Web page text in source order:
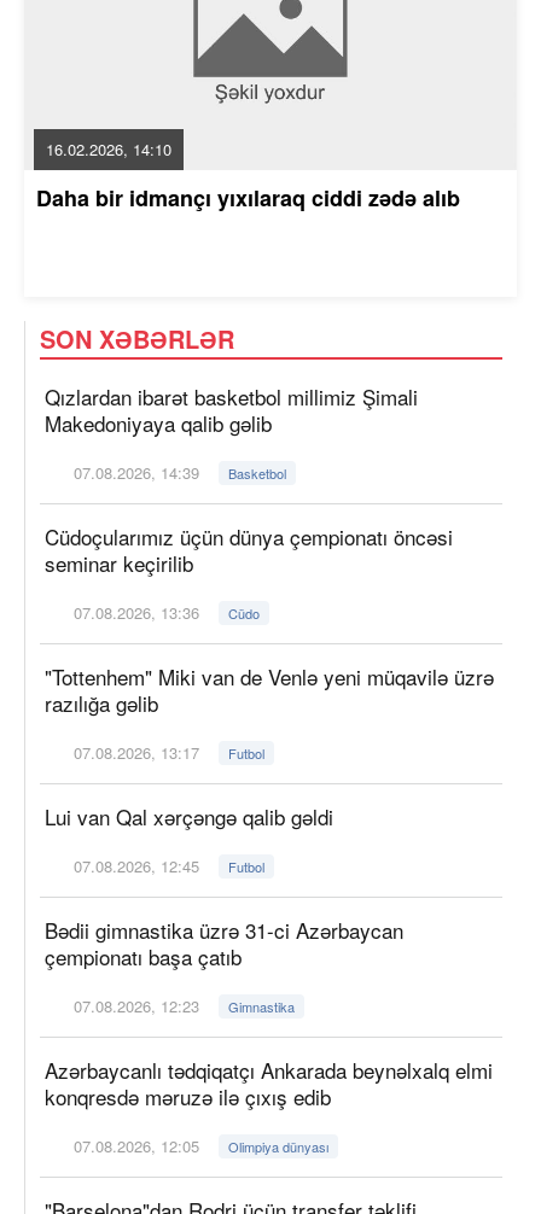
16.02.2026, 14:10
Daha bir idmançı yıxılaraq ciddi zədə alıb
SON XƏBƏRLƏR
Qızlardan ibarət basketbol millimiz Şimali
Makedoniyaya qalib gəlib
07.08.2026, 14:39 Basketbol
Cüdoçularımız üçün dünya çempionatı öncəsi
seminar keçirilib
07.08.2026, 13:36 Cüdo
"Tottenhem" Miki van de Venlə yeni müqavilə üzrə
razılığa gəlib
07.08.2026, 13:17 Futbol
Lui van Qal xərçəngə qalib gəldi
07.08.2026, 12:45 Futbol
Bədii gimnastika üzrə 31-ci Azərbaycan
çempionatı başa çatıb
07.08.2026, 12:23 Gimnastika
Azərbaycanlı tədqiqatçı Ankarada beynəlxalq elmi
konqresdə məruzə ilə çıxış edib
07.08.2026, 12:05 Olimpiya dünyası